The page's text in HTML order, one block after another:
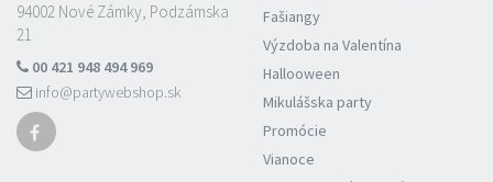
94002 Nové Zámky, Podzámska
21
00 421 948 494 969
info@partywebshop.sk
Fašiangy
Výzdoba na Valentína
Hallooween
Mikulášska party
Promócie
Vianoce